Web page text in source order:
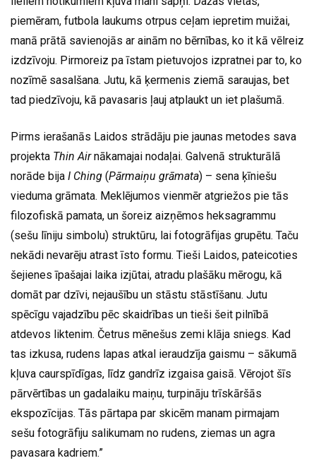
piemēram, futbola laukums otrpus ceļam iepretim muižai,
manā prātā savienojās ar ainām no bērnības, ko it kā vēlreiz
izdzīvoju. Pirmoreiz pa īstam pietuvojos izpratnei par to, ko
nozīmē sasalšana. Jutu, kā ķermenis ziemā saraujas, bet
tad piedzīvoju, kā pavasaris ļauj atplaukt un iet plašumā.
Pirms ierašanās Laidos strādāju pie jaunas metodes sava
projekta Thin Airnākamajai nodaļai. Galvenā strukturālā
norāde bija I Ching (Pārmaiņu grāmata) – sena ķīniešu
vieduma grāmata. Meklējumos vienmēr atgriežos pie tās
filozofiskā pamata, un šoreiz aizņēmos heksagrammu
(sešu līniju simbolu) struktūru, lai fotogrāfijas grupētu. Taču
nekādi nevarēju atrast īsto formu. Tieši Laidos, pateicoties
šejienes īpašajai laika izjūtai, atradu plašāku mērogu, kā
domāt par dzīvi, nejaušību un stāstu stāstīšanu. Jutu
spēcīgu vajadzību pēc skaidrības un tieši šeit pilnībā
atdevos liktenim. Četrus mēnešus zemi klāja sniegs. Kad
tas izkusa, rudens lapas atkal ieraudzīja gaismu – sākumā
kļuva caurspīdīgas, līdz gandrīz izgaisa gaisā. Vērojot šīs
pārvērtības un gadalaiku maiņu, turpināju trīskāršās
ekspozīcijas. Tās pārtapa par skicēm manam pirmajam
sešu fotogrāfiju salikumam no rudens, ziemas un agra
pavasara kadriem.”